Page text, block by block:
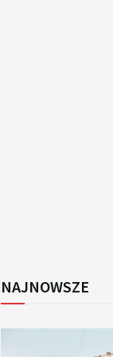
NAJNOWSZE